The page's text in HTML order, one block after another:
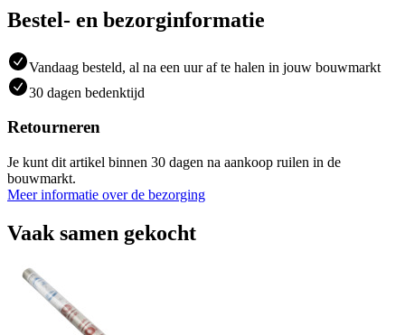
Bestel- en bezorginformatie
Vandaag besteld, al na een uur af te halen in jouw bouwmarkt
30 dagen bedenktijd
Retourneren
Je kunt dit artikel binnen 30 dagen na aankoop ruilen in de
bouwmarkt.
Meer informatie over de bezorging
Vaak samen gekocht